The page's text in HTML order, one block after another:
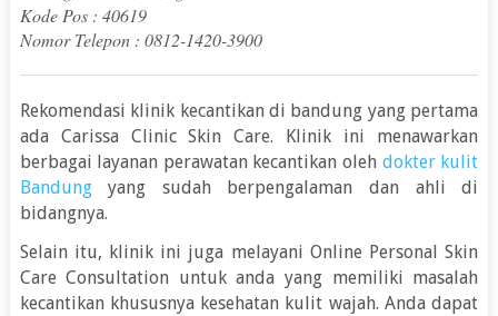
Kode Pos : 40619
Nomor Telepon : 0812-1420-3900
Rekomendasi klinik kecantikan di bandung yang pertama
ada Carissa Clinic Skin Care. Klinik ini menawarkan
berbagai layanan perawatan kecantikan oleh dokter kulit
Bandungyang sudah berpengalaman dan ahli di
bidangnya.
Selain itu, klinik ini juga melayani Online Personal Skin
Care Consultation untuk anda yang memiliki masalah
kecantikan khususnya kesehatan kulit wajah. Anda dapat